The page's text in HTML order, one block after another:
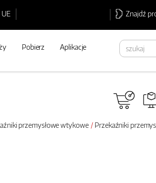
Znajdź
Pobierz Aplikacje
przemysłowe wtykowe
Przekaźniki